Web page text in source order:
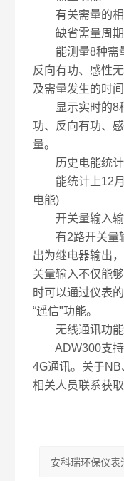
有关需量的相
缺省需量周期
能测量8种需量
反向有功、感性
及需量发生的时间
显示实时的8种
功、反向有功、
量。
历史电能统计
能统计上12月
电能)
开关量输入输
有2路开关量输
出为继电器输出
关量输入不仅能
时可以通过仪表
“遥信"功能。
无线通讯功能
ADW300支持
4G通讯。关于
相关人员联系获取